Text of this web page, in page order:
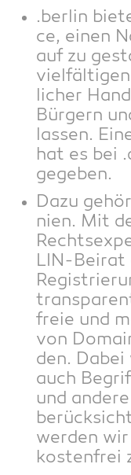
.ber­lin
ce, einen
auf zu
li­cher
Bür­gern
las­sen.
hat es bei
gegeben.
Dazu
ni­en. Mit
LIN-Bei­rat
freie und
von
den. Dabei
auch
und
wer­den
kos­ten­frei